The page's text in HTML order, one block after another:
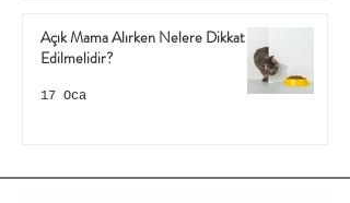
Açık Mama Alırken Nelere Dikkat
Edilmelidir?
17 Oca